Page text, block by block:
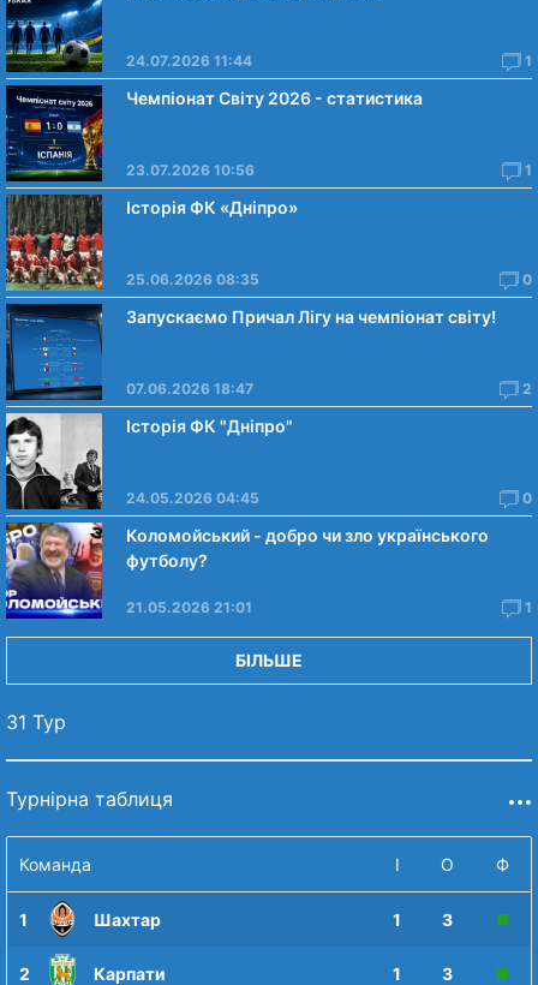
24.07.2026 11:44 1
Чемпіонат Світу 2026 - статистика
23.07.2026 10:56 1
Історія ФК «Дніпро»
25.06.2026 08:35 0
Запускаємо Причал Лігу на чемпіонат світу!
07.06.2026 18:47 2
Історія ФК "Дніпро"
24.05.2026 04:45 0
Коломойський - добро чи зло українського
футболу?
21.05.2026 21:01 1
БІЛЬШЕ
31 Тур
Турнірна таблиця
Команда І О Ф
1 Шахтар 1 3
2 Карпати 1 3